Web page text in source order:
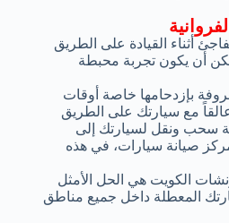
أثناء القيادة على الطريق
أن يكون تجربة محبطة
بإزدحامها خاصة أوقات
مع سيارتك على الطريق
سحب ونقل لسيارتك إلى
صيانة سيارات، في هذه
الكويت هي الحل الأمثل
المعطلة داخل جميع مناطق